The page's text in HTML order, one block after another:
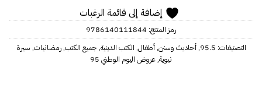
إضافة إلى قائمة الرغبات
رمز المنتج: 9786140111844
التصنيفات: 95.5
,أحاديث وسنن,أطفال, الكتب الدينية,جميع الكتب,رمضانيات, سيرة
نبوية,عروض اليوم الوطني 95